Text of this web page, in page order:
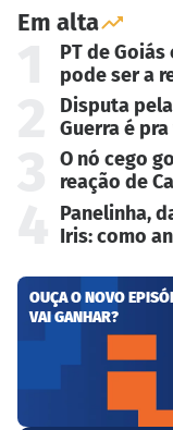
Em alta
PT de
pode ser a
Disputa
Guerra é
O nó cego
reação de
Panelinha,
Iris: como
OUÇA O NOVO
VAI GANHAR?